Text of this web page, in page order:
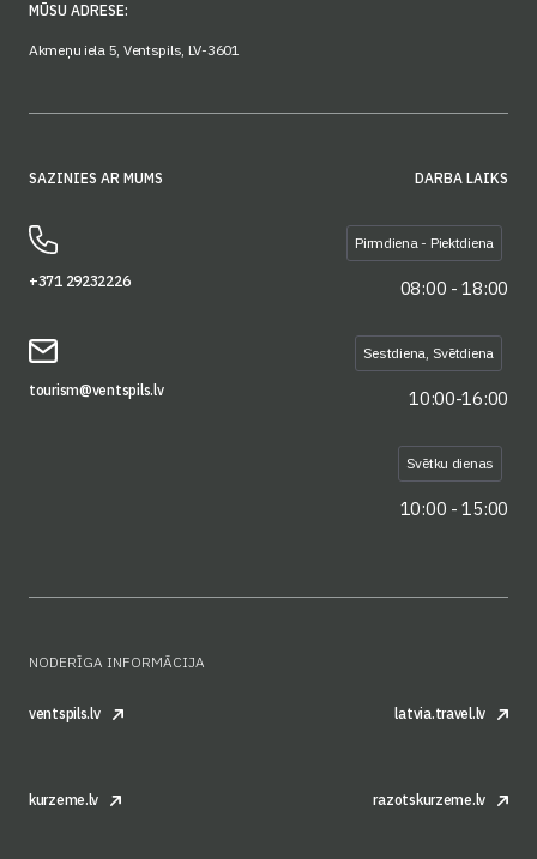
MŪSU ADRESE:
Akmeņu iela 5, Ventspils, LV-3601
SAZINIES AR MUMS
+371 29232226
tourism@ventspils.lv
DARBA LAIKS
Pirmdiena - Piektdiena
08:00 - 18:00
Sestdiena, Svētdiena
10:00-16:00
Svētku dienas
10:00 - 15:00
NODERĪGA INFORMĀCIJA
ventspils.lv latvia.travel.lv
kurzeme.lv razotskurzeme.lv